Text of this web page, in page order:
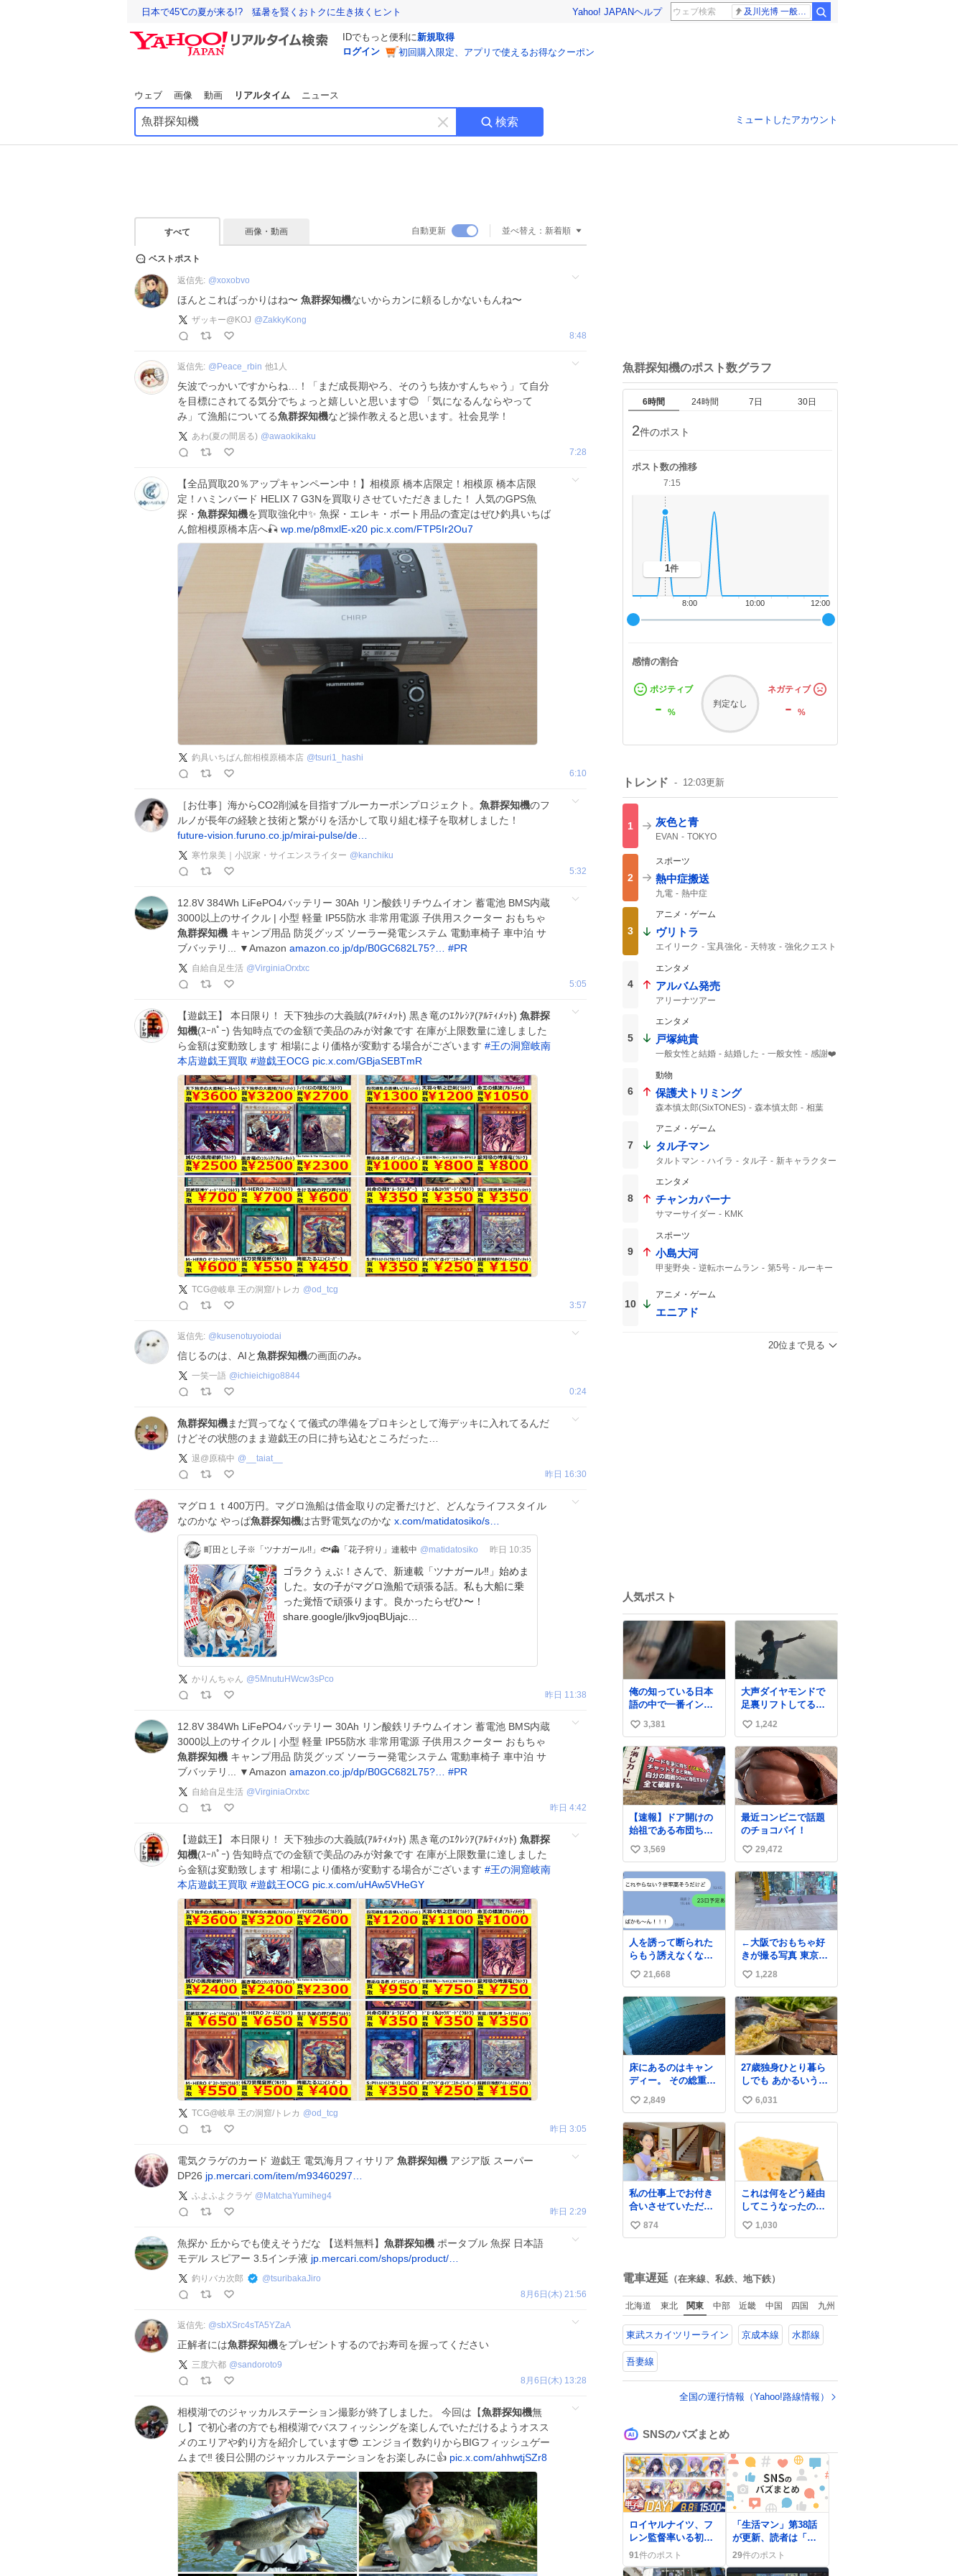
日本で45℃の夏が来る!? 猛暑を賢くおトクに生き抜くヒント Yahoo! JAPANヘルプ 及川光博 一般女性
IDでもっと便利に新規取得
ログイン
初回購入限定、アプリで使えるお得なクーポン
ウェブ 画像 動画 リアルタイム ニュース
キ
ー
す
検索 ミュートしたアカウント
すべて 画像・動画 自動更新 並べ替え： 新着順
ベストポスト
返信先: @xoxobvo
ほんとこればっかりはね〜 魚群探知機ないからカンに頼るしかないもんね〜
ザッキー@KOJ @ZakkyKong
8:48
返信先: @ Peace_rbin 他1 人
矢波でっかいですからね…！「まだ成長期やろ、そのうち抜かすんちゃう」て自分
を目標にされてる気分でちょっと嬉しいと思います😊 「気になるんならやって
み」て漁船についてる魚群探知機など操作教えると思います。社会見学！
あわ(夏の間居る) @awaokikaku
7:28
【全品買取20％アップキャンペーン中！】相模原 橋本店限定！相模原 橋本店限
定！ハミンバード HELIX 7 G3Nを買取りさせていただきました！ 人気のGPS魚
探・ 魚群探知機を買取強化中✨ 魚探・エレキ・ボート用品の査定はぜひ釣具いちば
ん館相模原橋本店へ🎣 wp.me/p8mxlE-x20 pic.x.com/FTP5Ir2Ou7
釣具いちばん館相模原橋本店 @tsuri1_hashi
6:10
［お仕事］海からCO2削減を目指すブルーカーボンプロジェクト。 魚群探知機のフ
ルノが長年の経験と技術と繋がりを活かして取り組む様子を取材しました！
future-vision.furuno.co.jp/mirai-pulse/de…
寒竹泉美｜小説家・サイエンスライター @ kanchiku
5:32
12.8V 384Wh LiFePO4バッテリー 30Ah リン酸鉄リチウムイオン 蓄電池 BMS内蔵
3000以上のサイクル | 小型 軽量 IP55防水 非常用電源 子供用スクーター おもちゃ
魚群探知機 キャンプ用品 防災グッズ ソーラー発電システム 電動車椅子 車中泊 サ
ブバッテリ... ▼Amazon amazon.co.jp/dp/B0GC682L75?… #PR
自給自足生活 @VirginiaOrxtxc
5:05
【遊戯王】 本日限り！ 天下独歩の大義賊(ｱﾙﾃｨﾒｯﾄ) 黒き竜のｴｸﾚｼｱ(ｱﾙﾃｨﾒｯﾄ) 魚群探
知機(ｽｰﾊﾟｰ) 告知時点での金額で美品のみが対象です 在庫が上限数量に達しました
ら金額は変動致します 相場により価格が変動する場合がございます #王の洞窟岐南
本店遊戯王買取 #遊戯王OCG pic.x.com/GBjaSEBTmR
TCG@岐阜 王の洞窟/トレカ @od_tcg
3:57
返信先: @ kusenotuyoiodai
信じるのは、AIと魚群探知機の画面のみ｡
一笑一語 @ichieichigo8844
0:24
魚群探知機まだ買ってなくて儀式の準備をプロキシとして海デッキに入れてるんだ
けどその状態のまま遊戯王の日に持ち込むところだった…
退@原稿中 @ __taiat__
昨日 16:30
マグロ１ｔ400万円。マグロ漁船は借金取りの定番だけど、どんなライフスタイル
なのかな やっぱ魚群探知機は古野電気なのかな x.com/matidatosiko/s…
町田とし子※「ツナガール!!」🐟👻「花子狩り」連載中 @matidatosiko 昨日 10:35
ゴラクうぇぶ！さんで、新連載「ツナガール‼︎」始めま
した。女の子がマグロ漁船で頑張る話。私も大船に乗
った覚悟で頑張ります。良かったらぜひ〜！
share.google/jlkv9joqBUjajc…
かりんちゃん @5MnutuHWcw3sPco
昨日 11:38
12.8V 384Wh LiFePO4バッテリー 30Ah リン酸鉄リチウムイオン 蓄電池 BMS内蔵
3000以上のサイクル | 小型 軽量 IP55防水 非常用電源 子供用スクーター おもちゃ
魚群探知機 キャンプ用品 防災グッズ ソーラー発電システム 電動車椅子 車中泊 サ
ブバッテリ... ▼Amazon amazon.co.jp/dp/B0GC682L75?… #PR
自給自足生活 @VirginiaOrxtxc
昨日 4:42
【遊戯王】 本日限り！ 天下独歩の大義賊(ｱﾙﾃｨﾒｯﾄ) 黒き竜のｴｸﾚｼｱ(ｱﾙﾃｨﾒｯﾄ) 魚群探
知機(ｽｰﾊﾟｰ) 告知時点での金額で美品のみが対象です 在庫が上限数量に達しました
ら金額は変動致します 相場により価格が変動する場合がございます #王の洞窟岐南
本店遊戯王買取 #遊戯王OCG pic.x.com/uHAw5VHeGY
TCG@岐阜 王の洞窟/トレカ @od_tcg
昨日 3:05
電気クラゲのカード 遊戯王 電気海月フィサリア 魚群探知機 アジア版 スーパー
DP26 jp.mercari.com/item/m93460297…
ふよふよクラゲ @ MatchaYumiheg4
昨日 2:29
魚探か 丘からでも使えそうだな 【送料無料】 魚群探知機 ポータブル 魚探 日本語
モデル スピアー 3.5インチ液 jp.mercari.com/shops/product/…
釣りバカ次郎 @tsuribakaJiro
8月6日(木) 21:56
返信先: @sbXSrc4sTA5YZaA
正解者には魚群探知機をプレゼントするのでお寿司を握ってください
三度六都 @sandoroto9
8月6日(木) 13:28
相模湖でのジャッカルステーション撮影が終了しました。 今回は【魚群探知機無
し】で初心者の方でも相模湖でバスフィッシングを楽しんでいただけるようオスス
メのエリアや釣り方を紹介しています😎 エンジョイ数釣りからBIGフィッシュゲー
ムまで‼️ 後日公開のジャッカルステーションをお楽しみに👍 pic.x.com/ahhwtjSZr8
魚群探知機のポスト数グラフ
6時間 24時間 7日 30日
2件のポスト
ポスト数の推移
12:00
10:00
8:00
7:15
1件
感情の割合
ポジティブ
- %
判定なし
ネガティブ
-%
トレンド 12:03更新
1 灰色と青
EVAN TOKYO
2
スポーツ
熱中症搬送
九電 熱中症
3
アニメ・ゲーム
ヴリトラ
エイリーク 宝具強化 天特攻
強化クエスト
4
エンタメ
アルバム発売
アリーナツアー
5
エンタメ
戸塚純貴
一般女性と結婚 結婚した 一般女性 感謝❤️
6
動物
保護犬トリミング
森本慎太郎(SixTONES) 森本慎太郎
相葉
24時間テレビ
7
アニメ・ゲーム
タル子マン
タルトマン ハイラ タル子
新キャラクター
8
エンタメ
チャンカパーナ
サマーサイダー KMK
9
スポーツ
小島大河
甲斐野央 逆転ホームラン 第5号
ルーキー
5号
10
アニメ・ゲーム
エニアド
20位まで見る
人気ポスト
俺の知っている日本
語の中で一番イント
ネーションが可愛い
い
い
ね
数
3,381
大声ダイヤモンドで
足裏リフトしてる外
国人居て流石に時代
はAKB48ですかと…
い
い
ね
数
1,242
【速報】ドア開けの
始祖である布団ちゃ
ん。ドア消しカード
（UR）を入手。
い
い
ね
3,569
最近コンビニで話題
のチョコパイ！
い
い
ね
数
29,472
人を誘って断られた
らもう誘えなくなる
って人、これ見て元
気出してほしい
い
い
ね
数
21,668
←大阪でおもちゃ好
きが撮る写真 東京で
おもちゃ好きが撮る
写真→
い
い
ね
数
1,228
床にあるのはキャン
ディー。 その総重量
は亡くなった人と同
等の重さだそうで
す。 鑑賞者は一つ持
ち帰れますが、亡く
なった人の一部を持
ち帰っているような
感覚になりました。
勇気を出して口に入
れたら、ハッカ味😳
✨ #ポーラ美術館
い
い
ね
数
2,849
27歳独身ひとり暮ら
しでも あかるいうち
から呑みながらキッ
チンでひとり焼肉で
きてしあわせだもん՞
い
い
数
6,031
私の仕事上でお付き
合いさせていただい
ている富裕層の社長
さん達は、こんな事
んなら表に出てこな
い。 自分に自信がな
い半端モンはブラン
ドで自分を飾りキラ
キラ自慢をする。 #
折田楓 #merchu
い
数
874
これは何をどう経由
してこうなったのか
全くわからない構造
のすしざんまいの玉
い
数
1,030
電車遅延 （在来線、私鉄、地下鉄）
北海道 東北 関東 中部 近畿 中国 四国 九州
東武スカイツリーライン 京成本線 水郡線
吾妻線
全国の運行情報（Yahoo!路線情報）
SNSのバズまとめ
ロイヤルナイツ、フ
レン監督率いる初戦
勝利にファン歓喜
「うおおお」「ナイ
91件のポスト
「生活マン」第38話
が更新、読者は「頑
張れ生活マン…」と
喜びの声
29件のポスト